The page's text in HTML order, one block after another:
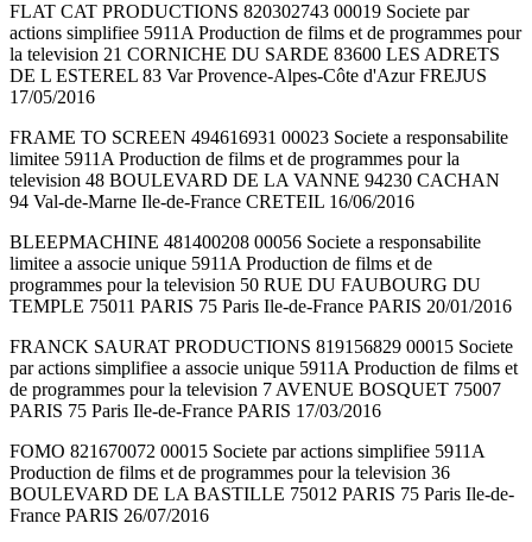
FLAT CAT PRODUCTIONS 820302743 00019 Societe par
actions simplifiee 5911A Production de films et de programmes pour
la television 21 CORNICHE DU SARDE 83600 LES ADRETS
DE L ESTEREL 83 Var Provence-Alpes-Côte d'Azur FREJUS
17/05/2016
FRAME TO SCREEN 494616931 00023 Societe a responsabilite
limitee 5911A Production de films et de programmes pour la
television 48 BOULEVARD DE LA VANNE 94230 CACHAN
94 Val-de-Marne Ile-de-France CRETEIL 16/06/2016
BLEEPMACHINE 481400208 00056 Societe a responsabilite
limitee a associe unique 5911A Production de films et de
programmes pour la television 50 RUE DU FAUBOURG DU
TEMPLE 75011 PARIS 75 Paris Ile-de-France PARIS 20/01/2016
FRANCK SAURAT PRODUCTIONS 819156829 00015 Societe
par actions simplifiee a associe unique 5911A Production de films et
de programmes pour la television 7 AVENUE BOSQUET 75007
PARIS 75 Paris Ile-de-France PARIS 17/03/2016
FOMO 821670072 00015 Societe par actions simplifiee 5911A
Production de films et de programmes pour la television 36
BOULEVARD DE LA BASTILLE 75012 PARIS 75 Paris Ile-de-
France PARIS 26/07/2016